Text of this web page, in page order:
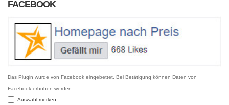
FACEBOOK
Das Plugin wurde von Facebook eingebettet. Bei Betätigung können Daten von
Facebook erhoben werden.
Auswahl merken